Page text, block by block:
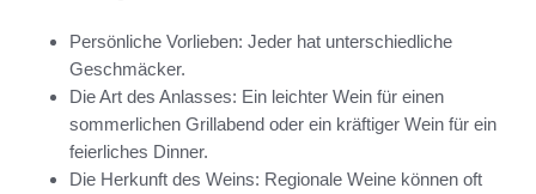
Persönliche Vorlieben: Jeder hat unterschiedliche
Geschmäcker.
Die Art des Anlasses: Ein leichter Wein für einen
sommerlichen Grillabend oder ein kräftiger Wein für ein
feierliches Dinner.
Die Herkunft des Weins: Regionale Weine können oft